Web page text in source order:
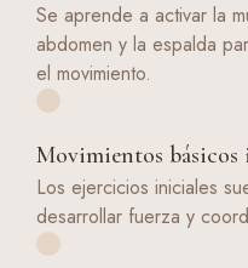
Se aprende a activar la
abdomen y la espalda
el movimiento.
Movimientos básicos
Los ejercicios iniciales
desarrollar fuerza y